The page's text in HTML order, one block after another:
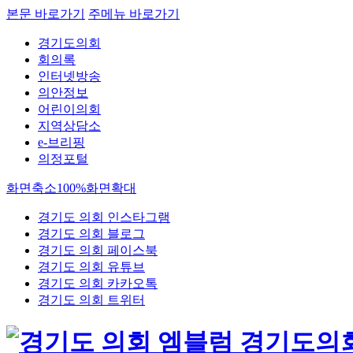
본문 바로가기 주메뉴 바로가기
경기도의회
회의록
인터넷방송
의안정보
어린이의회
지역상담소
e-브리핑
의정포털
화면축소100%화면확대
경기도 의회 인스타그램
경기도 의회 블로그
경기도 의회 페이스북
경기도 의회 유튜브
경기도 의회 카카오톡
경기도 의회 트위터
경기도의